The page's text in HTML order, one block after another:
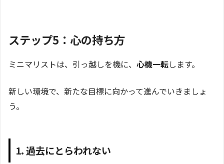
ステップ5：心の持ち方
ミニマリストは、引っ越しを機に、 心機一転します。
新しい環境で、新たな目標に向かって進んでいきましょ
う。
1. 過去にとらわれない